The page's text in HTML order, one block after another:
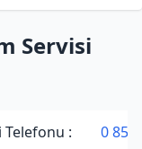
Servisi
: 0 850